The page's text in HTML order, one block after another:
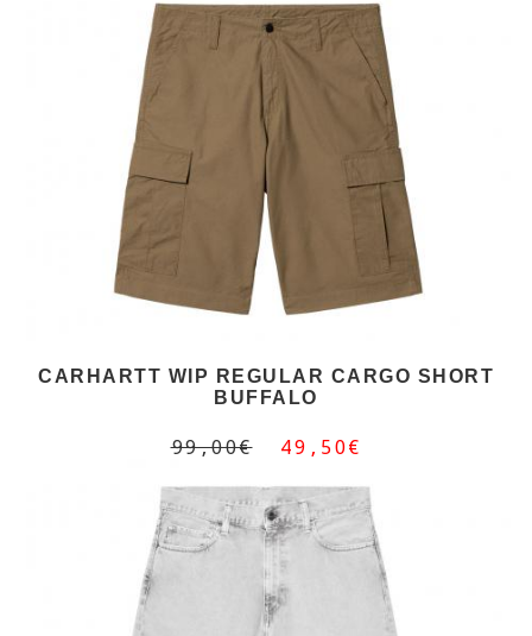
CARHARTT WIP REGULAR CARGO SHORT
BUFFALO
99,00€ 49,50€